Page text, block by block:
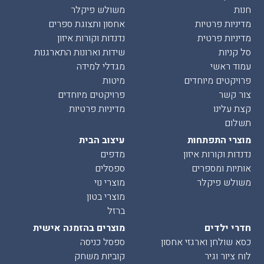
חנות
מדיניות פרטיות
מדיניות פרטית
סל קניות
עמוד ראשי
פרויקטים מיוחדים
צור קשר
קצת עלינו
תשלום
משולש פיקלר
אחסון ותצוגת ספרים
נדנדות וקורות איזון
שידות וארונות התארגנות
מגדלי למידה
מיטות
פרויקטים מיוחדים
מדיניות פרטיות
מוצרי התפתחות
נדנדות וקורות איזון
אותיות ומספרים
משולש פיקלר
עיצוב הבית
מדפים
ספסלים
מוצרי נוי
מוצרי בטון
ברזל
חדרי ילדים
כסא שולחן וארגזי אחסון
לוח ציור וגיר
מוצרים בהזמנה אישית
ספסל כניסה
קוביות משחק